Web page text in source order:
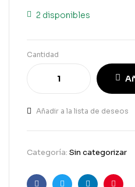
2 disponibles
Cantidad
Añadir a la lista de deseos
Categoría: Sin categorizar